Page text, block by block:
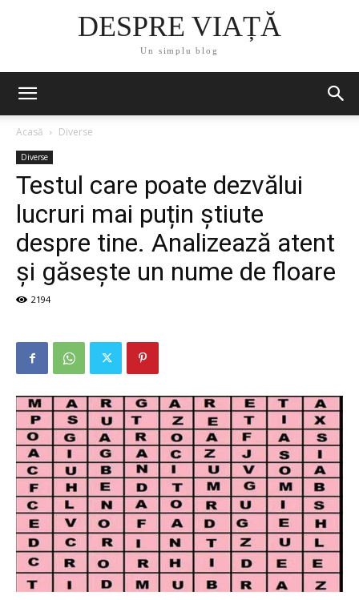
DESPRE VIAȚĂ
Un simplu blog
Acasă Diverse
Diverse
Testul care poate dezvălui
lucruri mai puțin știute
despre tine. Analizează atent
și găsește un nume de floare
2194